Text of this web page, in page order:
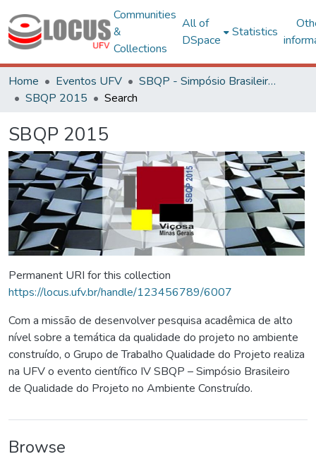
Communities
&
Collections
All of
DSpace
Statistics
Home Eventos UFV
SBQP - Simpósio Brasileiro de Qualidade do Projeto no Ambiente Construído
SBQP 2015
Search
SBQP 2015
Permanent URI for this collection
https://locus.ufv.br/handle/123456789/6007
Com a missão de desenvolver pesquisa acadêmica de alto
nível sobre a temática da qualidade do projeto no ambiente
construído, o Grupo de Trabalho Qualidade do Projeto realiza
na UFV o evento científico IV SBQP – Simpósio Brasileiro
de Qualidade do Projeto no Ambiente Construído.
Browse